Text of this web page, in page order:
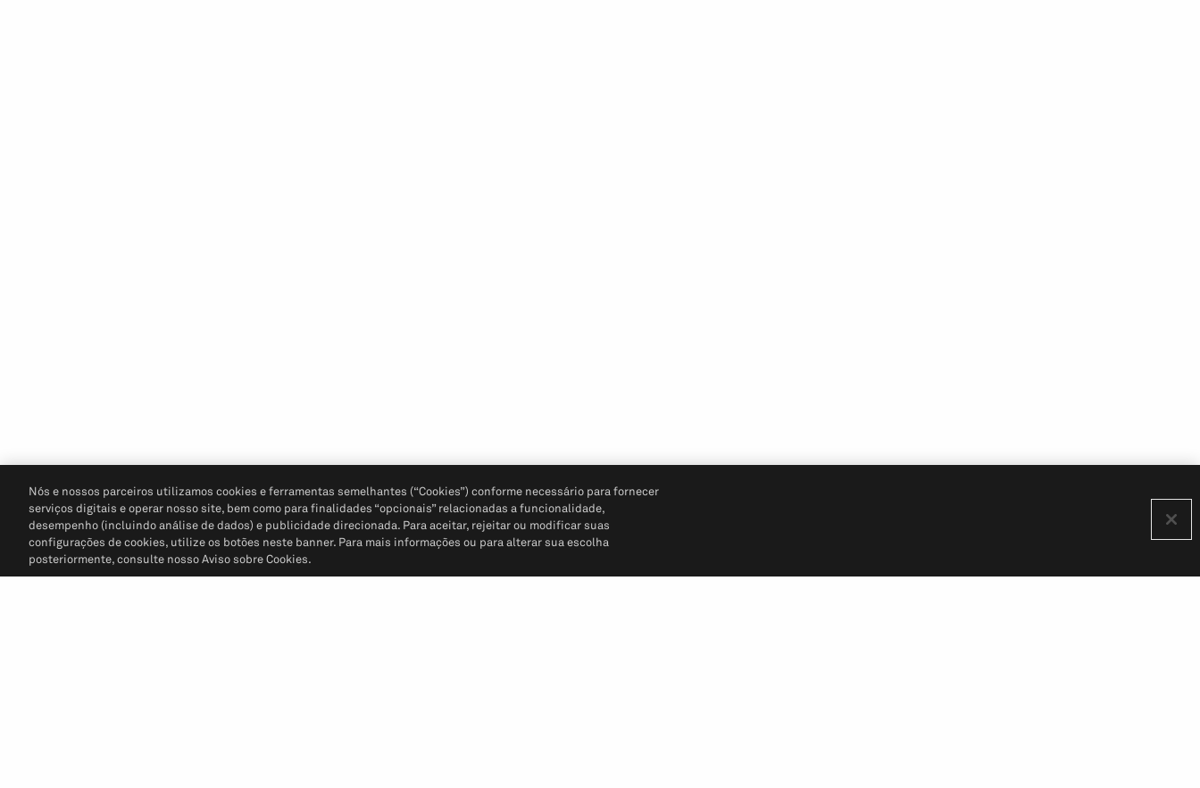
Nós e nossos parceiros utilizamos cookies e ferramentas semelhantes (“Cookies”) conforme necessário para fornecer
serviços digitais e operar nosso site, bem como para finalidades “opcionais” relacionadas a funcionalidade,
desempenho (incluindo análise de dados) e publicidade direcionada. Para aceitar, rejeitar ou modificar suas
configurações de cookies, utilize os botões neste banner. Para mais informações ou para alterar sua escolha
posteriormente, consulte nosso Aviso sobre Cookies.